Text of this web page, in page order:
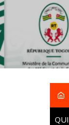
Aller
au
contenu